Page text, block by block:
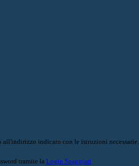
all'indirizzo indicato con le istruzioni necessarie.
tramite la Login Spaggiari